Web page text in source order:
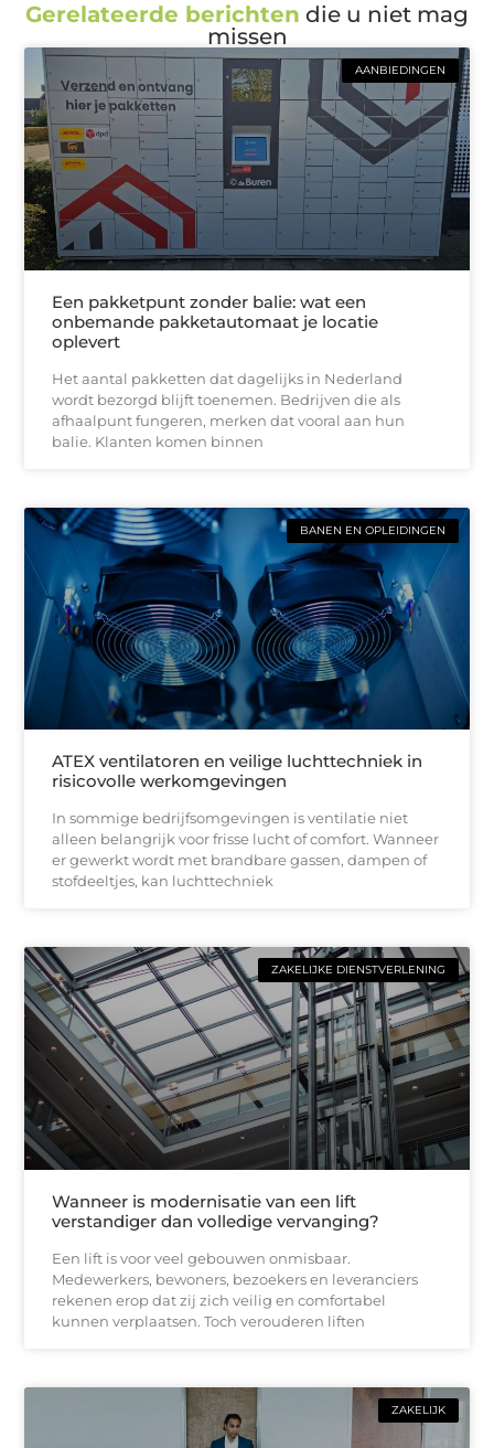
Gerelateerde berichten die u niet mag
missen
AANBIEDINGEN
Een pakketpunt zonder balie: wat een
onbemande pakketautomaat je locatie
oplevert
Het aantal pakketten dat dagelijks in Nederland
wordt bezorgd blijft toenemen. Bedrijven die als
afhaalpunt fungeren, merken dat vooral aan hun
balie. Klanten komen binnen
BANEN EN OPLEIDINGEN
ATEX ventilatoren en veilige luchttechniek in
risicovolle werkomgevingen
In sommige bedrijfsomgevingen is ventilatie niet
alleen belangrijk voor frisse lucht of comfort. Wanneer
er gewerkt wordt met brandbare gassen, dampen of
stofdeeltjes, kan luchttechniek
ZAKELIJKE DIENSTVERLENING
Wanneer is modernisatie van een lift
verstandiger dan volledige vervanging?
Een lift is voor veel gebouwen onmisbaar.
Medewerkers, bewoners, bezoekers en leveranciers
rekenen erop dat zij zich veilig en comfortabel
kunnen verplaatsen. Toch verouderen liften
ZAKELIJK